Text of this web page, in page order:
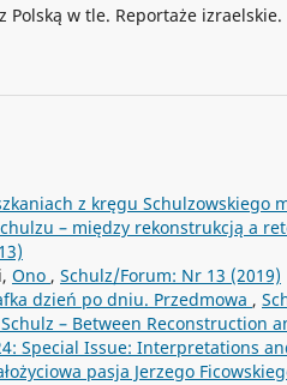
Polską w tle. Reportaże izraelskie.
z kręgu Schulzowskiego
– między rekonstrukcją a
Ono , Schulz/Forum: Nr 13 (2019)
dzień po dniu. Przedmowa ,
Schulz – Between Reconstruction
Special Issue: Interpretations
pasja Jerzego